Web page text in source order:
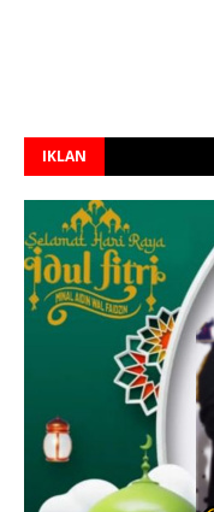
IKLAN